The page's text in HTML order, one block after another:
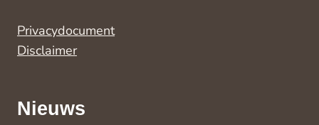
Privacydocument
Disclaimer
Nieuws